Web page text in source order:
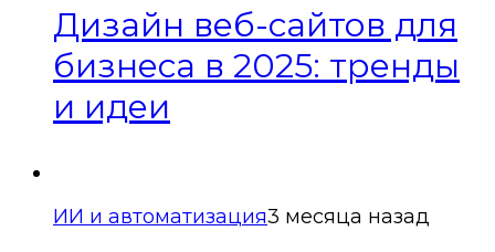
Дизайн веб-сайтов для
бизнеса в 2025: тренды
и идеи
ИИ и автоматизация3 месяца назад